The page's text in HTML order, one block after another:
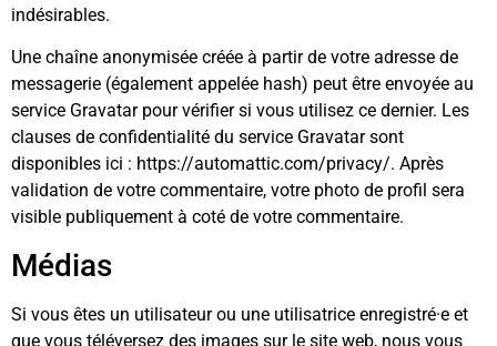
indésirables.
Une chaîne anonymisée créée à partir de votre adresse de
messagerie (également appelée hash) peut être envoyée au
service Gravatar pour vérifier si vous utilisez ce dernier. Les
clauses de confidentialité du service Gravatar sont
disponibles ici : https://automattic.com/privacy/. Après
validation de votre commentaire, votre photo de profil sera
visible publiquement à coté de votre commentaire.
Médias
Si vous êtes un utilisateur ou une utilisatrice enregistré·e et
que vous téléversez des images sur le site web, nous vous